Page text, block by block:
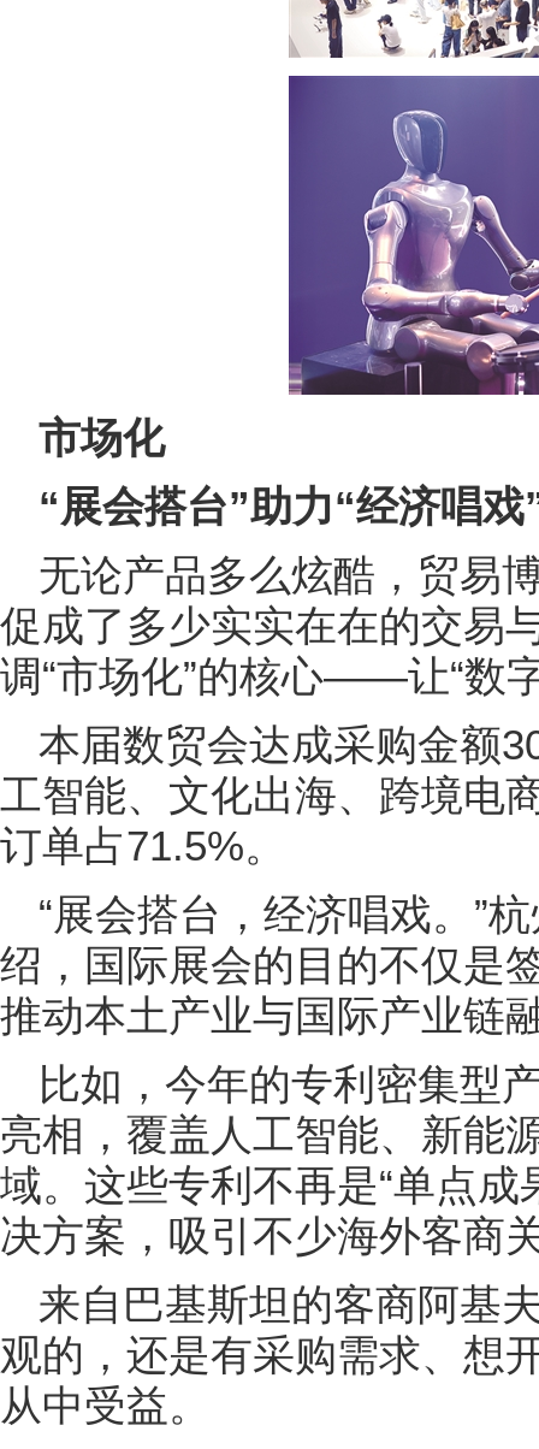
市场化
“展会搭台”助力“经济唱戏
无论产品多么炫酷，贸易
促成了多少实实在在的交易
调“市场化”的核心——让“数
本届数贸会达成采购金额
工智能、文化出海、跨境电
订单占71.5%。
“展会搭台，经济唱戏。”
绍，国际展会的目的不仅是
推动本土产业与国际产业链
比如，今年的专利密集型
亮相，覆盖人工智能、新能
域。这些专利不再是“单点
决方案，吸引不少海外客商
来自巴基斯坦的客商阿基
观的，还是有采购需求、想
从中受益。